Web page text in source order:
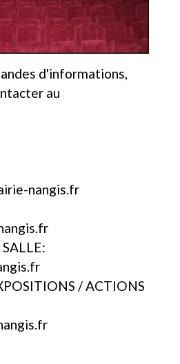
d'informations,
au
nangis.fr
/ ACTIONS